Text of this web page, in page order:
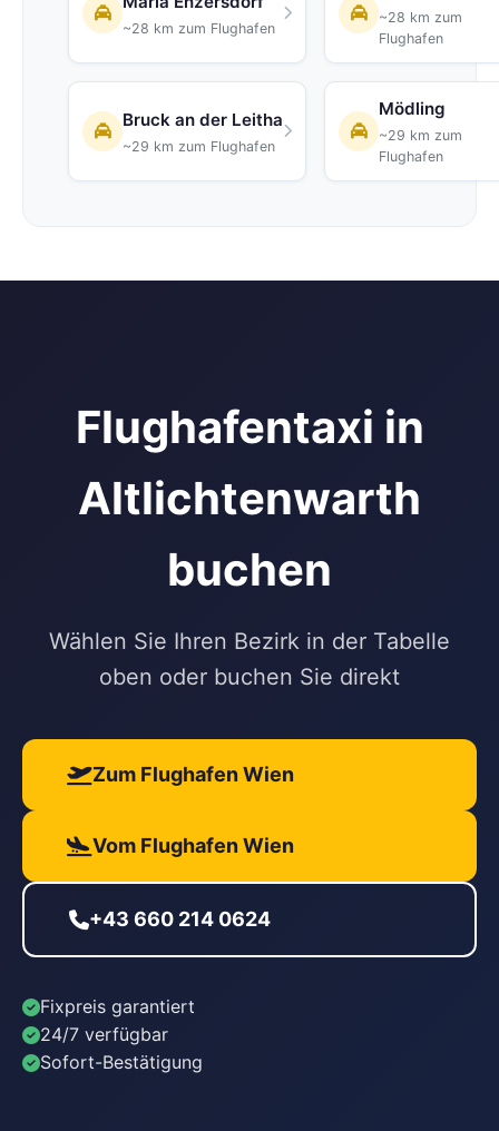
~28 km zum Flughafen
~28 km zum
Flughafen
Bruck an der Leitha
~29 km zum Flughafen
Mödling
~29 km zum
Flughafen
Flughafentaxi in
Altlichtenwarth
buchen
Wählen Sie Ihren Bezirk in der Tabelle
oben oder buchen Sie direkt
Zum Flughafen Wien
Vom Flughafen Wien
+43 660 214 0624
Fixpreis garantiert
24/7 verfügbar
Sofort-Bestätigung